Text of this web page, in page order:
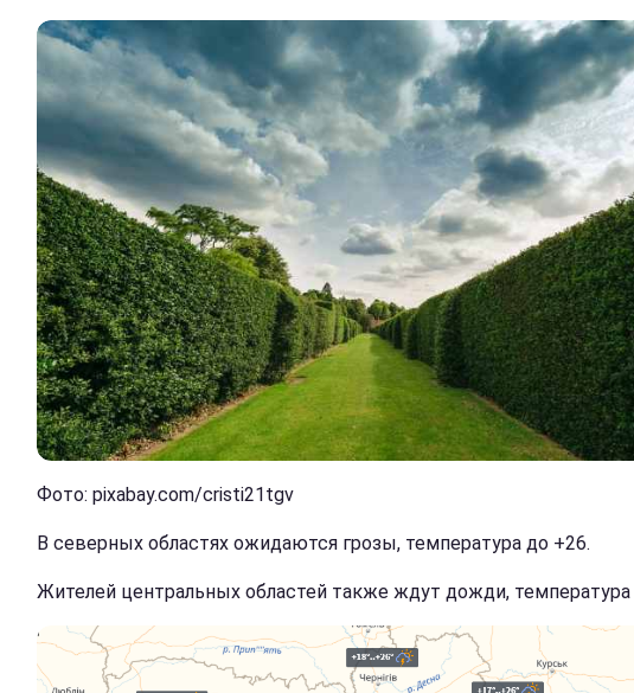
Фото: pixabay.com/cristi21tgv
В северных областях ожидаются грозы, температура до +26.
Жителей центральных областей также ждут дожди, температура